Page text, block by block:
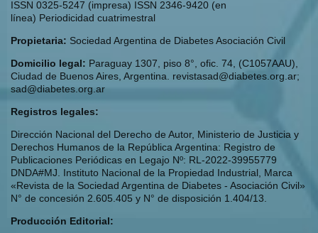
ISSN 0325-5247 (impresa) ISSN 2346-9420 (en
línea) Periodicidad cuatrimestral
Propietaria: Sociedad Argentina de Diabetes Asociación Civil
Domicilio legal: Paraguay 1307, piso 8°, ofic. 74, (C1057AAU),
Ciudad de Buenos Aires, Argentina. revistasad@diabetes.org.ar;
sad@diabetes.org.ar
Registros legales:
Dirección Nacional del Derecho de Autor, Ministerio de Justicia y
Derechos Humanos de la República Argentina: Registro de
Publicaciones Periódicas en Legajo Nº: RL-2022-39955779
DNDA#MJ. Instituto Nacional de la Propiedad Industrial, Marca
«Revista de la Sociedad Argentina de Diabetes - Asociación Civil»
N° de concesión 2.605.405 y N° de disposición 1.404/13.
Producción Editorial: